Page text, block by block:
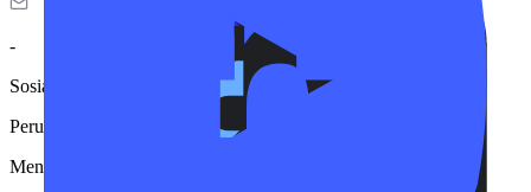
-
Sosial
Perusahaan belum memperbarui informasinya.
Mengenal Apna Brand